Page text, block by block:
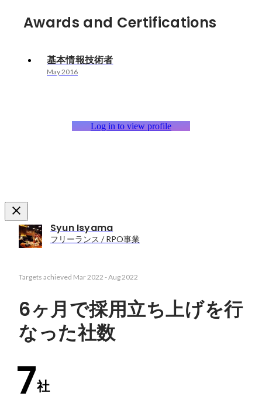
Awards and Certifications
基本情報技術者
May 2016
Log in to view profile
Syun Isyama
フリーランス / RPO事業
Targets achieved Mar 2022 -Aug 2022
6ヶ月で採用立ち上げを行
なった社数
7社